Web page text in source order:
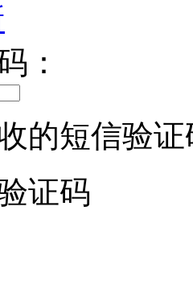
：
的短信验证
证码